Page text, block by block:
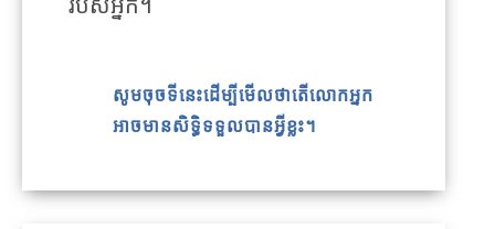
របស់អ្នក។
សូមចុចទីនេះដើម្បីមើលថាតើលោកអ្នក
អាចមានសិទ្ធិទទួលបានអ្វីខ្លះ។